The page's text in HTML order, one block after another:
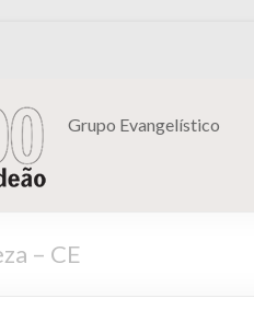
Grupo Evangelístico
– CE